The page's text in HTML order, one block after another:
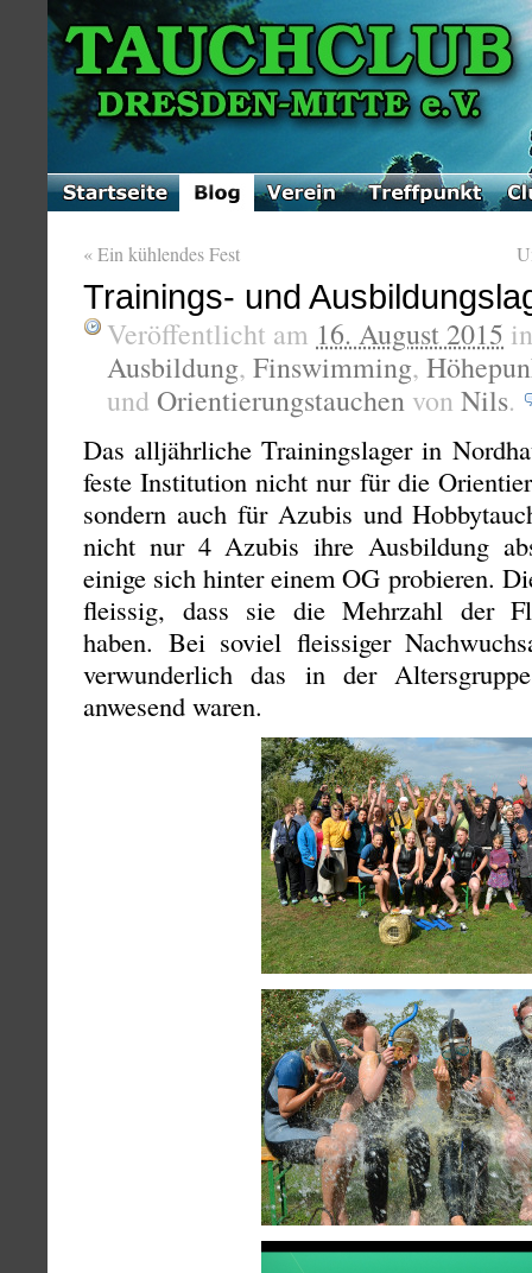
«Ein kühlendes Fest
Trainings- und
Veröffentlicht am 16. August 2015
Ausbildung, Finswimming,
und Orientierungstauchen von Nils.
Das alljährliche Trainingslager in
feste Institution nicht nur für die
sondern auch für Azubis und
nicht nur 4 Azubis ihre Ausbildung
einige sich hinter einem OG probieren.
fleissig, dass sie die Mehrzahl der
haben. Bei soviel fleissiger
verwunderlich das in der
anwesend waren.